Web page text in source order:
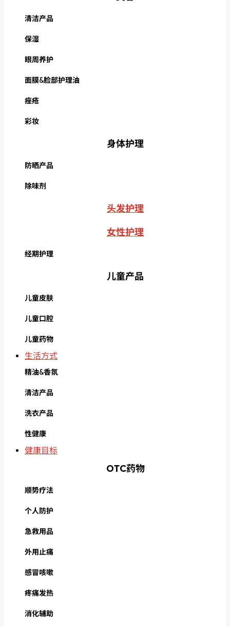
清洁产品
保湿
眼周养护
面膜&脸部护理油
痤疮
彩妆
身体护理
防晒产品
除味剂
头发护理
女性护理
经期护理
儿童产品
儿童皮肤
儿童口腔
儿童药物
生活方式
精油&香氛
清洁产品
洗衣产品
性健康
健康目标
OTC药物
顺势疗法
个人防护
急救用品
外用止痛
感冒咳嗽
疼痛发热
消化辅助